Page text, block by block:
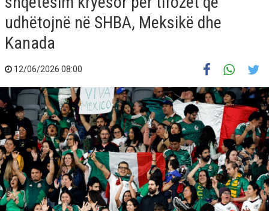
udhëtojnë në SHBA, Meksikë dhe
Kanada
12/06/2026 08:00